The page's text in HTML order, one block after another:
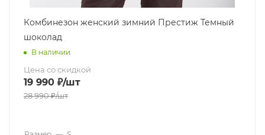
Комбинезон женский зимний Престиж Темный
шоколад
В наличии
Цена со скидкой
19 990 ₽/шт
28 990₽/шт